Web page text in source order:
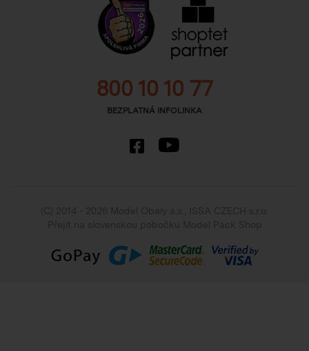
800 10 10 77
BEZPLATNÁ INFOLINKA